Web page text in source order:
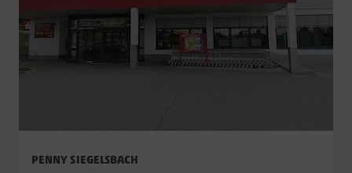
PENNY SIEGELSBACH